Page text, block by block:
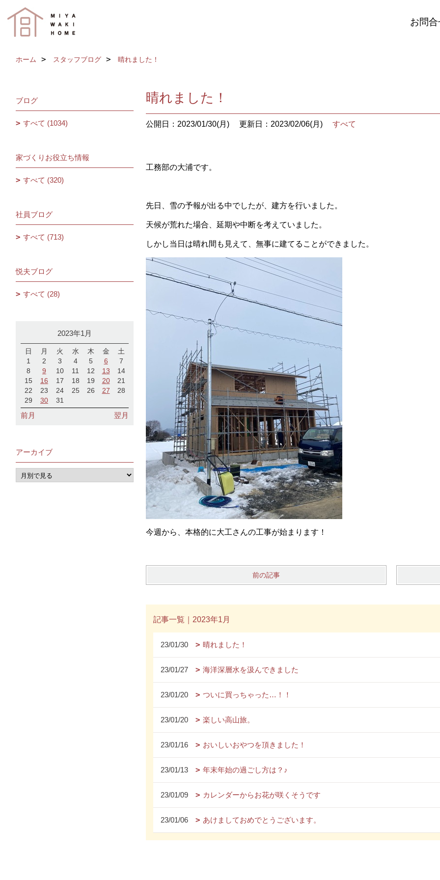
お問合
ホーム スタッフブログ 晴れました！
晴れました！
公開日：2023/01/30(月) 更新日：2023/02/06(月) すべて
工務部の大浦です。
先日、雪の予報が出る中でしたが、建方を行いました。
天候が荒れた場合、延期や中断を考えていました。
しかし当日は晴れ間も見えて、無事に建てることができました。
今週から、本格的に大工さんの工事が始まります！
前の記事
記事一覧｜2023年1月
23/01/30 晴れました！
23/01/27 海洋深層水を汲んできました
23/01/20 ついに買っちゃった…！！
23/01/20 楽しい高山旅。
23/01/16 おいしいおやつを頂きました！
23/01/13 年末年始の過ごし方は？♪
23/01/09 カレンダーからお花が咲くそうです
23/01/06 あけましておめでとうございます。
ブログ
すべて (1034)
家づくりお役立ち情報
すべて (320)
社員ブログ
すべて (713)
悦夫ブログ
すべて (28)
2023年1月
日 月 火 水 木 金
土
1
2 3 4 5 6
7
8
9 10 11 12 13
14
15
16 17 18 19 20
21
22
23 24 25 26 27
28
29
30 31
前月 翌月
アーカイブ